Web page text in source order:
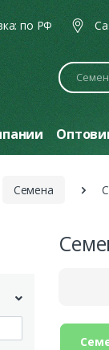
по РФ
Поиск
Семена